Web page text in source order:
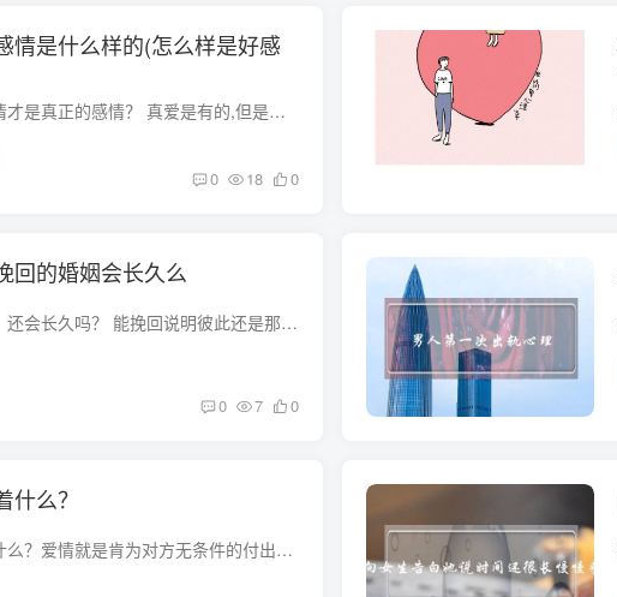
情是什么样的(怎么样是好感
什么样的感情才是真正的感情？ 真爱是有的,但是要靠自己去创造，因为爱情都是靠自己去创造的，因为爱情和命运一样,都掌握在自己的手中，自己好好努力吧 真爱是包容而不是放纵 爱是关怀而不是宠...
0 18 0
回的婚姻会长久么
挽回的爱情，还会长久吗？ 能挽回说明彼此还是那么的相爱，只要付出自己的真心一定能幸福！当时间过去，我们忘记了我们曾经义无返顾地爱过一个人，忘记了他的温柔，忘记了他为我做的一切。我对...
0 7 0
什么？
爱情意味着什么？爱情就是肯为对方无条件的付出和牺牲，爱一个人就是希望对方永远快乐永远不要让对方担心，因为对方的快乐而快乐，因为对方的幸福而感到幸福。 从爱情的角度来说，爱是一种无私...